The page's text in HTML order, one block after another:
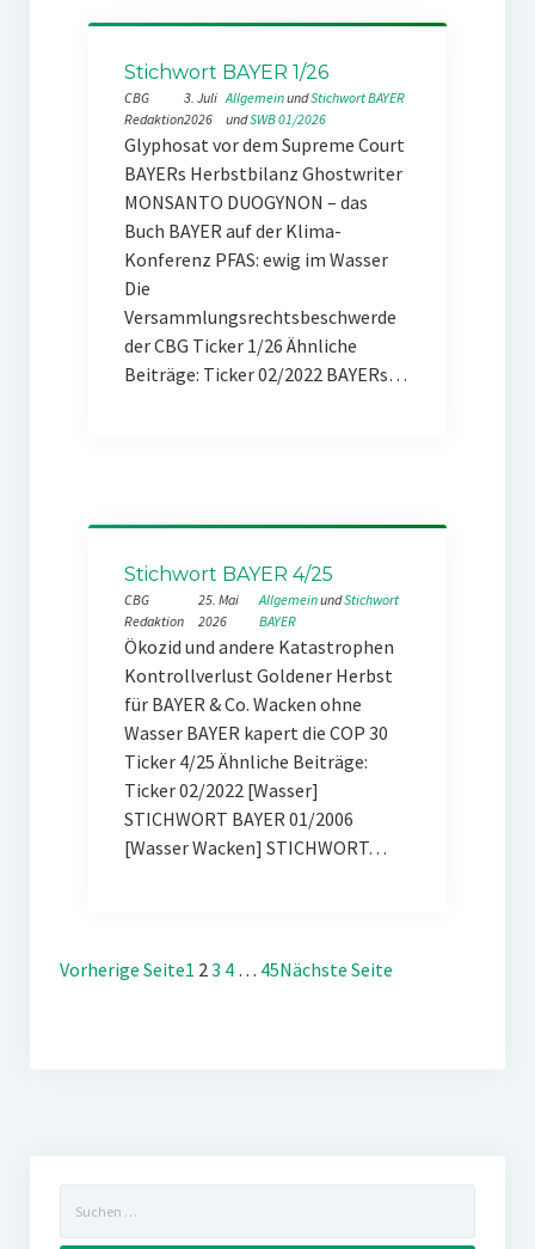
Stichwort BAYER 1/26
CBG
Redaktion
3. Juli
2026
Allgemein und Stichwort BAYER
und SWB 01/2026
Glyphosat vor dem Supreme Court
BAYERs Herbstbilanz Ghostwriter
MONSANTO DUOGYNON – das
Buch BAYER auf der Klima-
Konferenz PFAS: ewig im Wasser
Die
Versammlungsrechtsbeschwerde
der CBG Ticker 1/26 Ähnliche
Beiträge: Ticker 02/2022 BAYERs…
Stichwort BAYER 4/25
CBG
Redaktion
25. Mai
2026
Allgemein und Stichwort
BAYER
Ökozid und andere Katastrophen
Kontrollverlust Goldener Herbst
für BAYER & Co. Wacken ohne
Wasser BAYER kapert die COP 30
Ticker 4/25 Ähnliche Beiträge:
Ticker 02/2022 [Wasser]
STICHWORT BAYER 01/2006
[Wasser Wacken] STICHWORT…
Vorherige Seite1 23 4 … 45Nächste Seite
nach: